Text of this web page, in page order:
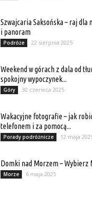
Szwajcaria Saksońska – raj
i panoram
Podróże 22 sierpnia 2025
Weekend w górach z dala od
spokojny wypoczynek...
Góry 30 czerwca 2025
Wakacyjne fotografie – jak
telefonem i za pomocą...
Porady podróżnicze 12 maja
Domki nad Morzem – Wybierz
Morze 6 maja 2025